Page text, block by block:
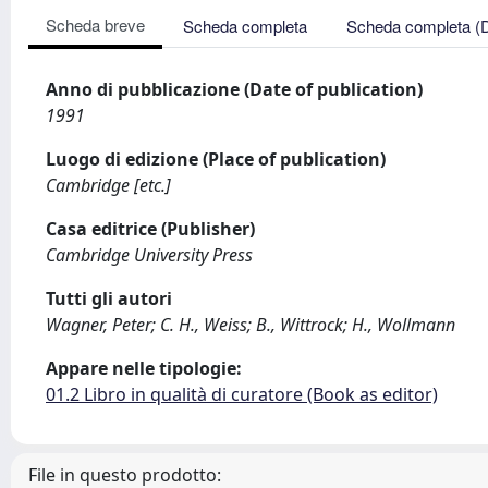
Scheda breve Scheda completa Scheda completa
Anno di pubblicazione (Date of publication)
1991
Luogo di edizione (Place of publication)
Cambridge [etc.]
Casa editrice (Publisher)
Cambridge University Press
Tutti gli autori
Wagner, Peter; C. H., Weiss; B., Wittrock; H., Wollmann
Appare nelle tipologie:
01.2 Libro in qualità di curatore (Book as editor)
File in questo prodotto: